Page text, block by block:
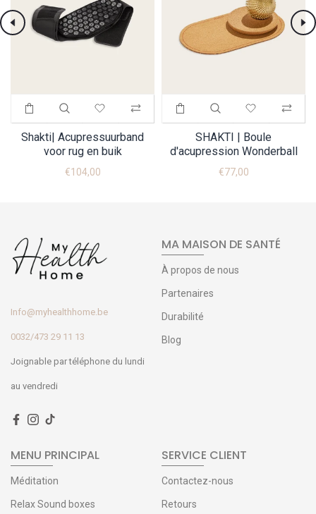
Shakti| Acupressuurband
voor rug en buik
€104,00
SHAKTI | Boule
d'acupression Wonderball
€77,00
Info@myhealthhome.be
0032/473 29 11 13
Joignable par téléphone du lundi
au vendredi
MA MAISON DE SANTÉ
À propos de nous
Partenaires
Durabilité
Blog
MENU PRINCIPAL
Méditation
Relax Sound boxes
SERVICE CLIENT
Contactez-nous
Retours